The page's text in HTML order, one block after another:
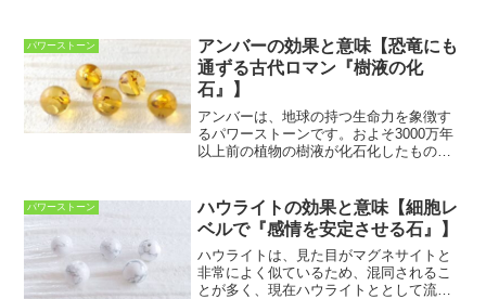
ズについての効果と意味、体験談をまと
めていきます。トパーズの...
パワーストーン
アンバーの効果と意味【恐竜にも
通ずる古代ロマン『樹液の化
石』】
アンバーは、地球の持つ生命力を象徴す
るパワーストーンです。およそ3000万年
以上前の植物の樹液が化石化したもの
司る石として大切にされていたと伝えら
れています。日本では和...
パワーストーン
ハウライトの効果と意味【細胞レ
ベルで『感情を安定させる石』】
ハウライトは、見た目がマグネサイトと
非常によく似ているため、混同されるこ
とが多く、現在ハウライトととして流通